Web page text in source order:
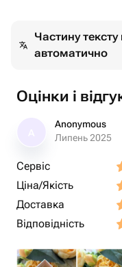
Частину
автоматично
Оцінки і
Anonymous
Липень 2025
Сервіс
Ціна/Якість
Доставка
Відповідність